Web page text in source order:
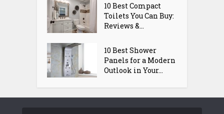
10 Best Compact
Toilets You Can Buy:
Reviews &...
10 Best Shower
Panels for a Modern
Outlook in Your...